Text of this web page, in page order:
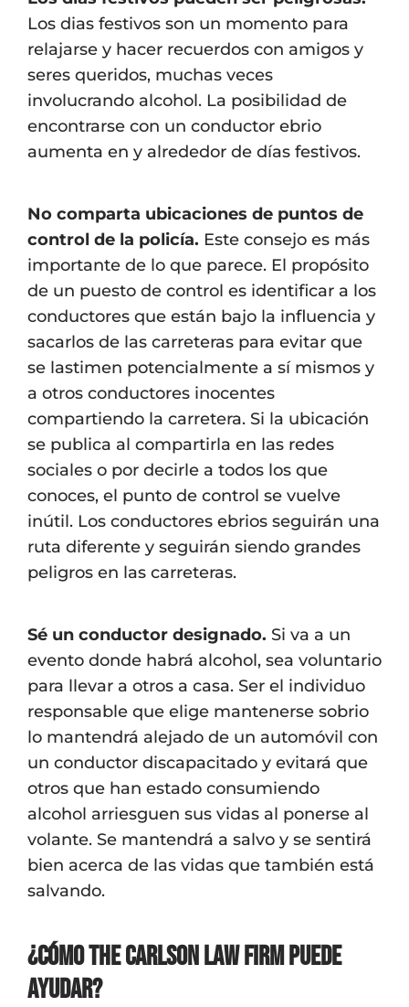
Los dias festivos son un momento para
relajarse y hacer recuerdos con amigos y
seres queridos, muchas veces
involucrando alcohol. La posibilidad de
encontrarse con un conductor ebrio
aumenta en y alrededor de días festivos.
No comparta ubicaciones de puntos de
control de la policía. Este consejo es más
importante de lo que parece. El propósito
de un puesto de control es identificar a los
conductores que están bajo la influencia y
sacarlos de las carreteras para evitar que
se lastimen potencialmente a sí mismos y
a otros conductores inocentes
compartiendo la carretera. Si la ubicación
se publica al compartirla en las redes
sociales o por decirle a todos los que
conoces, el punto de control se vuelve
inútil. Los conductores ebrios seguirán una
ruta diferente y seguirán siendo grandes
peligros en las carreteras.
Sé un conductor designado. Si va a un
evento donde habrá alcohol, sea voluntario
para llevar a otros a casa. Ser el individuo
responsable que elige mantenerse sobrio
lo mantendrá alejado de un automóvil con
un conductor discapacitado y evitará que
otros que han estado consumiendo
alcohol arriesguen sus vidas al ponerse al
volante. Se mantendrá a salvo y se sentirá
bien acerca de las vidas que también está
salvando.
¿Cómo The Carlson Law Firm puede
ayudar?